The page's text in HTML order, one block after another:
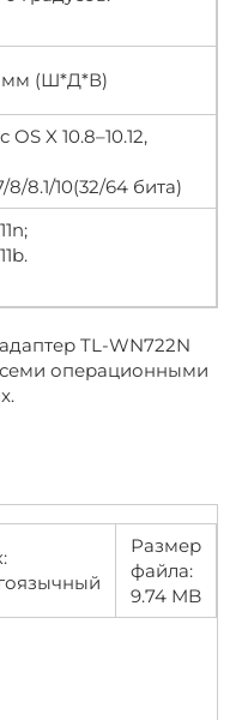
мм (Ш*Д*В)
OS X 10.8–10.12,
8/8.1/10(32/64 бита)
TL-WN722N
операционными
Размер
файла:
9.74 MB